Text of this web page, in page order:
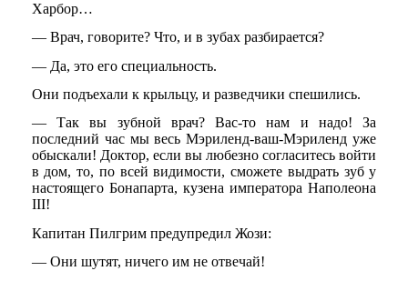
Харбор…
— Врач, говорите? Что, и в зубах разбирается?
— Да, это его специальность.
Они подъехали к крыльцу, и разведчики спешились.
— Так вы зубной врач? Вас-то нам и надо! За
последний час мы весь Мэриленд-ваш-Мэриленд уже
обыскали! Доктор, если вы любезно согласитесь войти
в дом, то, по всей видимости, сможете выдрать зуб у
настоящего Бонапарта, кузена императора Наполеона
III!
Капитан Пилгрим предупредил Жози:
— Они шутят, ничего им не отвечай!